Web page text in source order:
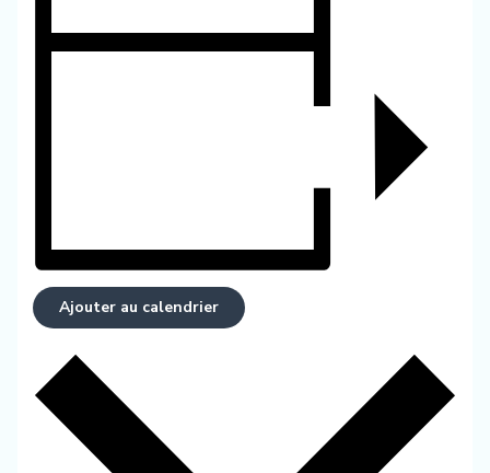
Ajouter au calendrier